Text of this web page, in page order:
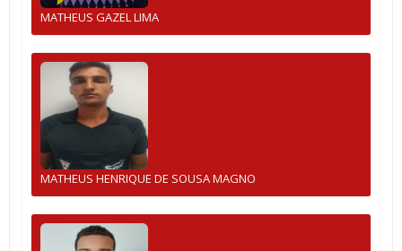
MATHEUS GAZEL LIMA
MATHEUS HENRIQUE DE SOUSA MAGNO